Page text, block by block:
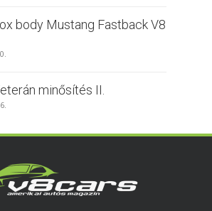
body Mustang Fastback V8
minősítés II.